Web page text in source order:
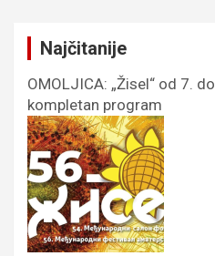
Najčitanije
OMOLJICA: „Žisel“ od 7.
kompletan program